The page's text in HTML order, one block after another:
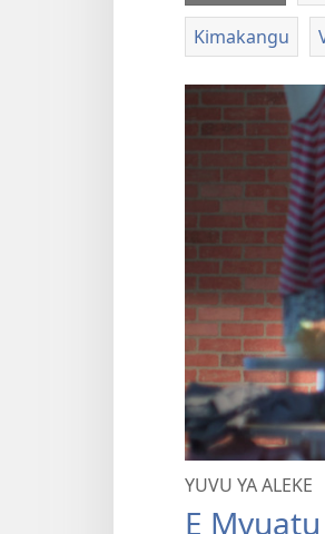
Kimakangu
YUVU YA ALEKE
E